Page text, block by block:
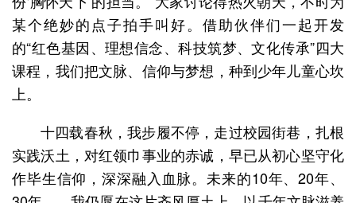
某个绝妙的点子拍手叫好。借助伙伴们一起开发
的“红色基因、理想信念、科技筑梦、文化传承”四大
课程，我们把文脉、信仰与梦想，种到少年儿童心坎
上。
十四载春秋，我步履不停，走过校园街巷，扎根
实践沃土，对红领巾事业的赤诚，早已从初心坚守化
作毕生信仰，深深融入血脉。未来的10年、20年、